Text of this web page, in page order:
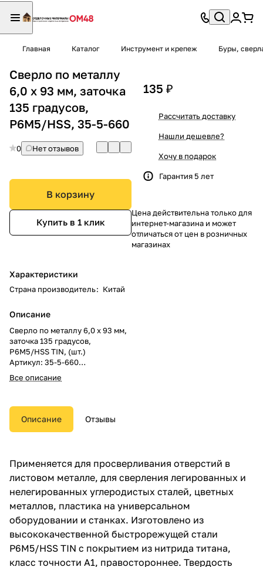
Главная Каталог Инструмент и крепеж Буры,
Сверло по металлу
6,0 х 93 мм, заточка
135 градусов,
P6M5/HSS, 35-5-660
0 Нет отзывов
В корзину
Купить в 1 клик
Характеристики
Страна производитель: Китай
Описание
Сверло по металлу 6,0 x 93 мм,
заточка 135 градусов,
Р6М5/HSS TIN, (шт.)
Артикул: 35-5-660
Торговая марка: РемоКолор
professional
В коробке: 500 шт.
Размеры: 0.14м x 0.04м x 0.01м
Вес: 0.02кг
Все описание
135 ₽
Рассчитать доставку
Нашли дешевле?
Хочу в подарок
Гарантия 5 лет
Цена действительна только для
интернет-магазина и может
отличаться от цен в розничных
магазинах
Описание Отзывы
Применяется для просверливания отверстий в
листовом металле, для сверления легированных и
нелегированных углеродистых сталей, цветных
металлов, пластика на универсальном
оборудовании и станках. Изготовлено из
высококачественной быстрорежущей стали
Р6М5/HSS TIN с покрытием из нитрида титана,
класс точности A1, правостороннее. Твердость